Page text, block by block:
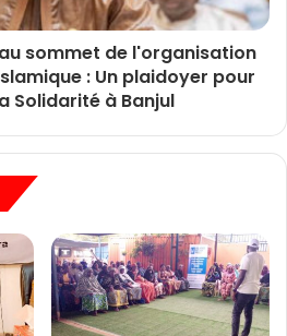
sommet de l'organisation
: Un plaidoyer pour
Solidarité à Banjul